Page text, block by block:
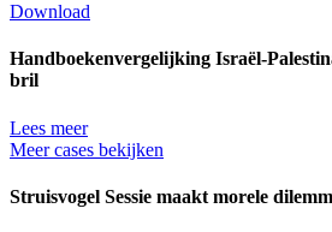
Download
Handboekenvergelijking Israël-
bril
Lees meer
Meer cases bekijken
Struisvogel Sessie maakt morele